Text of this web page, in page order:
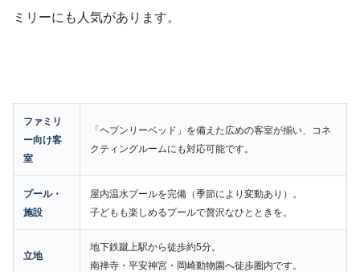
ミリーにも人気があります。
ファミリ
ー向け客
室
「ヘブンリーベッド」を備えた広めの客室が揃い、コネ
クティングルームにも対応可能です。
プール・
施設
屋内温水プールを完備（季節により変動あり）。
子どもも楽しめるプールで贅沢なひとときを。
立地
地下鉄蹴上駅から徒歩約5分。
南禅寺・平安神宮・岡崎動物園へ徒歩圏内です。